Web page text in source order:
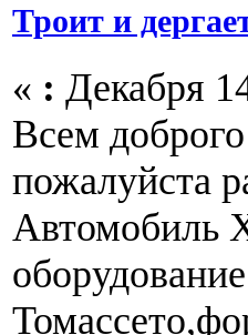
Троит и
« : Декабря
Всем
пожалуйста
Автомобиль